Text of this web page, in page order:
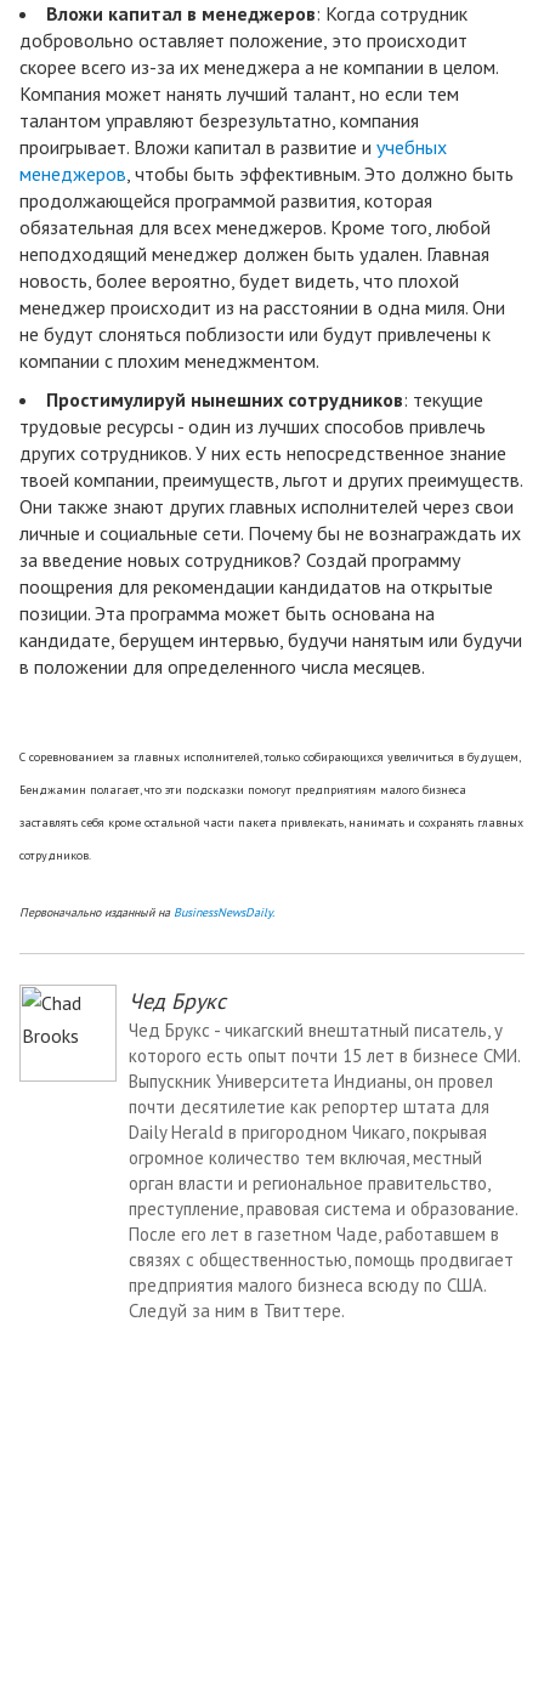
Вложи капитал в менеджеров: Когда сотрудник
добровольно оставляет положение, это происходит
скорее всего из-за их менеджера а не компании в целом.
Компания может нанять лучший талант, но если тем
талантом управляют безрезультатно, компания
проигрывает. Вложи капитал в развитие и учебных
менеджеров, чтобы быть эффективным. Это должно быть
продолжающейся программой развития, которая
обязательная для всех менеджеров. Кроме того, любой
неподходящий менеджер должен быть удален. Главная
новость, более вероятно, будет видеть, что плохой
менеджер происходит из на расстоянии в одна миля. Они
не будут слоняться поблизости или будут привлечены к
компании с плохим менеджментом.
Простимулируй нынешних сотрудников: текущие
трудовые ресурсы - один из лучших способов привлечь
других сотрудников. У них есть непосредственное знание
твоей компании, преимуществ, льгот и других преимуществ.
Они также знают других главных исполнителей через свои
личные и социальные сети. Почему бы не вознаграждать их
за введение новых сотрудников? Создай программу
поощрения для рекомендации кандидатов на открытые
позиции. Эта программа может быть основана на
кандидате, берущем интервью, будучи нанятым или будучи
в положении для определенного числа месяцев.
С соревнованием за главных исполнителей, только собирающихся увеличиться в будущем,
Бенджамин полагает, что эти подсказки помогут предприятиям малого бизнеса
заставлять себя кроме остальной части пакета привлекать, нанимать и сохранять главных
сотрудников.
Первоначально изданный на BusinessNewsDaily.
Чед Брукс
Чед Брукс - чикагский внештатный писатель, у
которого есть опыт почти 15 лет в бизнесе СМИ.
Выпускник Университета Индианы, он провел
почти десятилетие как репортер штата для
Daily Herald в пригородном Чикаго, покрывая
огромное количество тем включая, местный
орган власти и региональное правительство,
преступление, правовая система и образование.
После его лет в газетном Чаде, работавшем в
связях с общественностью, помощь продвигает
предприятия малого бизнеса всюду по США.
Следуй за ним в Твиттере.